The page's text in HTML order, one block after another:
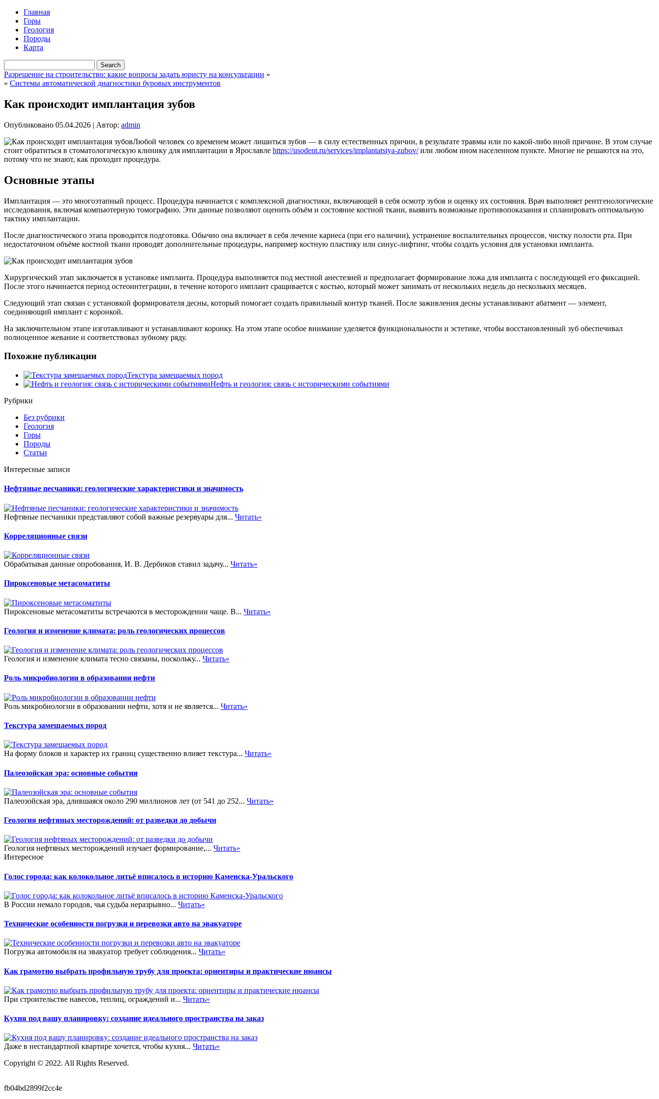
Главная
Горы
Геология
Породы
Карта
Разрешение на строительство: какие вопросы задать юристу на консультации »
« Системы автоматической диагностики буровых инструментов
Как происходит имплантация зубов
Опубликовано 05.04.2026 | Автор: admin
Любой человек со временем может лишиться зубов — в силу естественных причин, в результате травмы или по какой-либо иной причине. В этом случае
стоит обратиться в стоматологическую клинику для имплантации в Ярославле https://usodent.ru/services/implantatsiya-zubov/или любом ином населенном пункте. Многие не решаются на это,
потому что не знают, как проходит процедура.
Основные этапы
Имплантация — это многоэтапный процесс. Процедура начинается с комплексной диагностики, включающей в себя осмотр зубов и оценку их состояния. Врач выполняет рентгенологические
исследования, включая компьютерную томографию. Эти данные позволяют оценить объём и состояние костной ткани, выявить возможные противопоказания и спланировать оптимальную
тактику имплантации.
После диагностического этапа проводится подготовка. Обычно она включает в себя лечение кариеса (при его наличии), устранение воспалительных процессов, чистку полости рта. При
недостаточном объёме костной ткани проводят дополнительные процедуры, например костную пластику или синус-лифтинг, чтобы создать условия для установки импланта.
Хирургический этап заключается в установке импланта. Процедура выполняется под местной анестезией и предполагает формирование ложа для импланта с последующей его фиксацией.
После этого начинается период остеоинтеграции, в течение которого имплант сращивается с костью, который может занимать от нескольких недель до нескольких месяцев.
Следующий этап связан с установкой формирователя десны, который помогает создать правильный контур тканей. После заживления десны устанавливают абатмент — элемент,
соединяющий имплант с коронкой.
На заключительном этапе изготавливают и устанавливают коронку. На этом этапе особое внимание уделяется функциональности и эстетике, чтобы восстановленный зуб обеспечивал
полноценное жевание и соответствовал зубному ряду.
Похожие публикации
Текстура замещаемых пород
Нефть и геология: связь с историческими событиями
Рубрики
Без рубрики
Геология
Горы
Породы
Статьи
Интересные записи
Нефтяные песчаники: геологические характеристики и значимость
Нефтяные песчаники представляют собой важные резервуары для... Читать»
Корреляционные связи
Обрабатывая данные опробования, И. В. Дербиков ставил задачу... Читать»
Пироксеновые метасоматиты
Пироксеновые метасоматиты встречаются в месторождении чаще. В... Читать»
Геология и изменение климата: роль геологических процессов
Геология и изменение климата тесно связаны, поскольку... Читать»
Роль микробиологии в образовании нефти
Роль микробиологии в образовании нефти, хотя и не является... Читать»
Текстура замещаемых пород
На форму блоков и характер их границ существенно влияет текстура... Читать»
Палеозойская эра: основные события
Палеозойская эра, длившаяся около 290 миллионов лет (от 541 до 252... Читать»
Геология нефтяных месторождений: от разведки до добычи
Геология нефтяных месторождений изучает формирование,... Читать»
Интересное
Голос города: как колокольное литьё вписалось в историю Каменска-Уральского
В России немало городов, чья судьба неразрывно... Читать»
Технические особенности погрузки и перевозки авто на эвакуаторе
Погрузка автомобиля на эвакуатор требует соблюдения... Читать»
Как грамотно выбрать профильную трубу для проекта: ориентиры и практические нюансы
При строительстве навесов, теплиц, ограждений и... Читать»
Кухня под вашу планировку: создание идеального пространства на заказ
Даже в нестандартной квартире хочется, чтобы кухня... Читать»
Copyright © 2022. All Rights Reserved.
fb04bd2899f2cc4e